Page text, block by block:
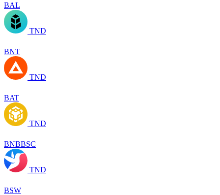
BAL
TND
BNT
TND
BAT
TND
BNBBSC
TND
BSW